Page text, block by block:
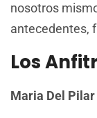
nosotros
antecedentes,
Los
Maria Del